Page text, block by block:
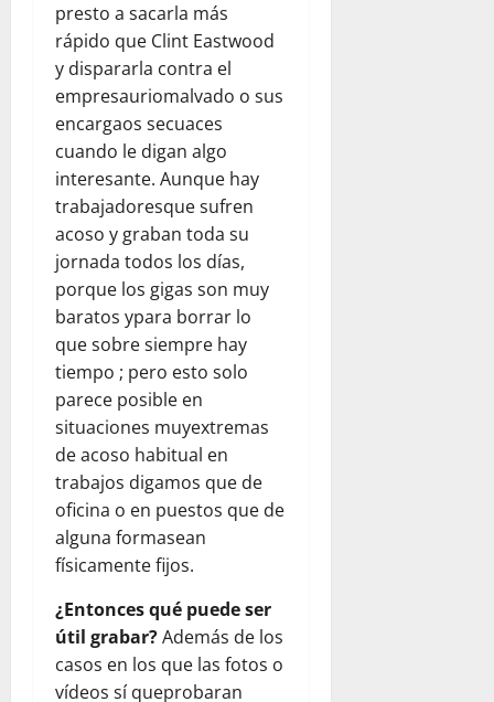
presto a sacarla más
rápido que Clint Eastwood
y dispararla contra el
empresauriomalvado o sus
encargaos secuaces
cuando le digan algo
interesante. Aunque hay
trabajadoresque sufren
acoso y graban toda su
jornada todos los días,
porque los gigas son muy
baratos ypara borrar lo
que sobre siempre hay
tiempo ; pero esto solo
parece posible en
situaciones muyextremas
de acoso habitual en
trabajos digamos que de
oficina o en puestos que de
alguna formasean
físicamente fijos.
¿Entonces qué puede ser
útil grabar?Además de los
casos en los que las fotos o
vídeos sí queprobaran